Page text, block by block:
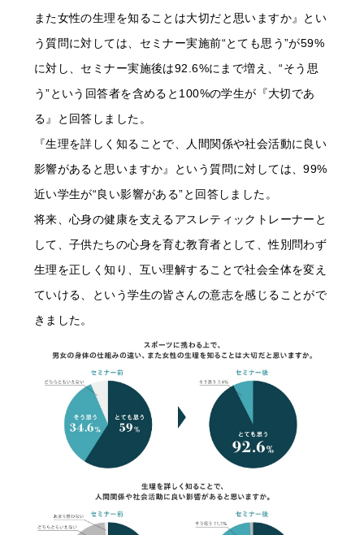
また女性の生理を知ることは大切だと思いますか』とい
う質問に対しては、セミナー実施前“とても思う”が59%
に対し、セミナー実施後は92.6%にまで増え、“そう思
う”という回答者を含めると100%の学生が『大切であ
る』と回答しました。
『生理を詳しく知ることで、人間関係や社会活動に良い
影響があると思いますか』という質問に対しては、99%
近い学生が“良い影響がある”と回答しました。
将来、心身の健康を支えるアスレティックトレーナーと
して、子供たちの心身を育む教育者として、性別問わず
生理を正しく知り、互い理解することで社会全体を変え
ていける、という学生の皆さんの意志を感じることがで
きました。